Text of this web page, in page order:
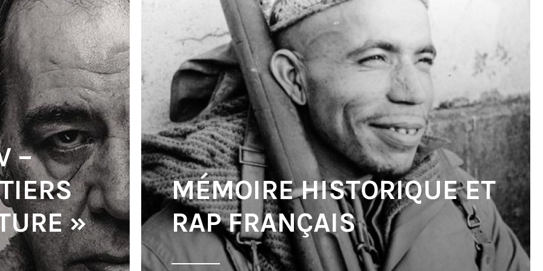
–
»
MÉMOIRE HISTORIQUE ET
RAP FRANÇAIS